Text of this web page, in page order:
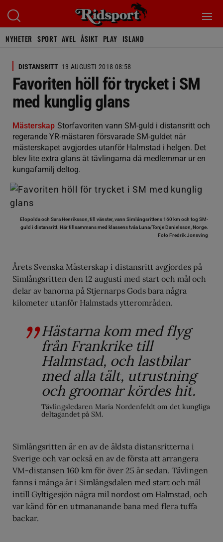
NYHETER SPORT AVEL ÅSIKT PLAY ISLAND
DISTANSRITT 13 AUGUSTI 2018 08:58
Favoriten höll för trycket i SM
med kunglig glans
Mästerskap Storfavoriten vann SM-guld i distansritt och
regerande YR-mästaren försvarade SM-guldet när
mästerskapet avgjordes utanför Halmstad i helgen. Det
blev lite extra glans åt tävlingarna då medlemmar ur en
kungafamilj deltog.
Elopolda och Sara Henriksson, till vänster, vann Simlångsrittens 160 km och tog SM-
guld i distansritt. Här tillsammans med klassens tvåa Luna/Tonje Danielsson, Norge.
Foto Fredrik Jonsving
Årets Svenska Mästerskap i distansritt avgjordes på
Simlångsritten den 12 augusti med start och mål och
delar av banorna på Stjernarps Gods bara några
kilometer utanför Halmstads ytterområden.
Hästarna kom med flyg
från Frankrike till
Halmstad, och lastbilar
med alla tält, utrustning
och groomar kördes hit.
Tävlingsledaren Maria Nordenfeldt om det kungliga
deltagandet på SM.
Simlångsritten är en av de äldsta distansritterna i
Sverige och var också en av de första att arrangera
VM-distansen 160 km för över 25 år sedan. Tävlingen
fanns i många år i Simlångsdalen med start och mål
intill Gyltigesjön några mil nordost om Halmstad, och
var känd för en utmananande bana med flera tuffa
backar.